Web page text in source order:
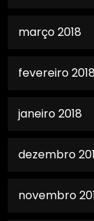
março 2018
fevereiro 2018
janeiro 2018
dezembro
novembro